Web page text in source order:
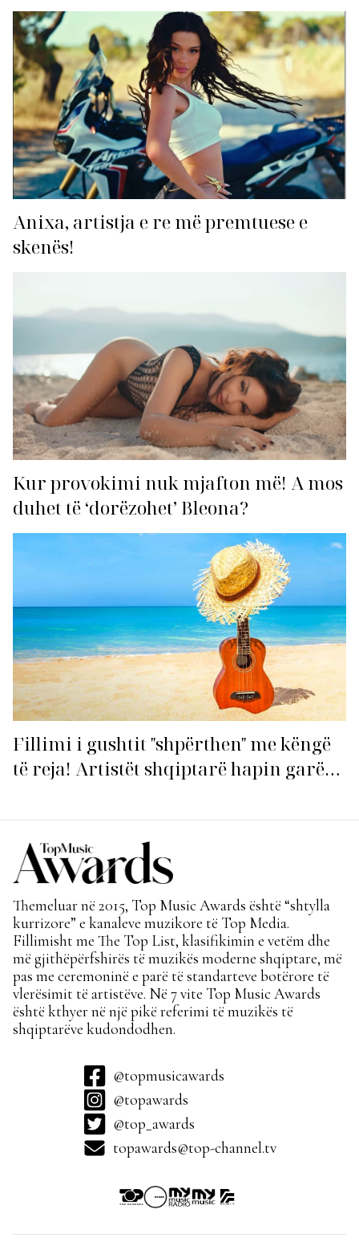
Anixa, artistja e re më premtuese e
skenës!
Kur provokimi nuk mjafton më! A mos
duhet të ‘dorëzohet’ Bleona?
Fillimi i gushtit "shpërthen" me këngë
të reja! Artistët shqiptarë hapin garën
Themeluar në 2015, Top Music Awards është “shtylla
kurrizore” e kanaleve muzikore të Top Media.
Fillimisht me The Top List, klasifikimin e vetëm dhe
më gjithëpërfshirës të muzikës moderne shqiptare, më
pas me ceremoninë e parë të standarteve botërore të
vlerësimit të artistëve. Në 7 vite Top Music Awards
është kthyer në një pikë referimi të muzikës të
shqiptarëve kudondodhen.
@topmusicawards
@topawards
@top_awards
topawards@top-channel.tv